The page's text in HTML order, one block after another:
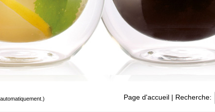
Page d'accueil | Recherche: